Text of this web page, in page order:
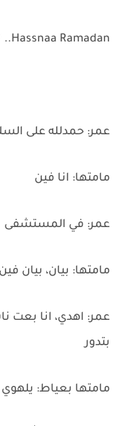
Hassnaa Ramadan.. 🖤
عمر: حمدلله على
مامتها: انا فين
عمر: في المستشفى
مامتها: بيان، بيان فين
عمر: اهدي، انا بعت
بتدور
مامتها بعياط: